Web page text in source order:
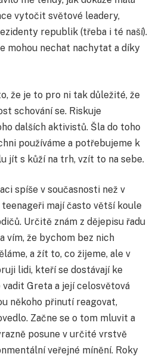
vytočit světové leadery,
republik (třeba i té naší).
mohou nechat nachytat a díky
že je to pro ni tak důležité, že
schování se. Riskuje
dalších aktivistů. Šla do toho
používáme a potřebujeme k
jít s kůží na trh, vzít to na sebe.
spíše v současnosti než v
mají často větší koule
Určitě znám z dějepisu řadu
vím, že bychom bez nich
a žít to, co žĳeme, ale v
lidi, kteří se dostávají ke
Greta a její celosvětová
někoho přinutí reagovat,
Začne se o tom mluvit a
posune v určité vrstvě
veřejné mínění. Roky